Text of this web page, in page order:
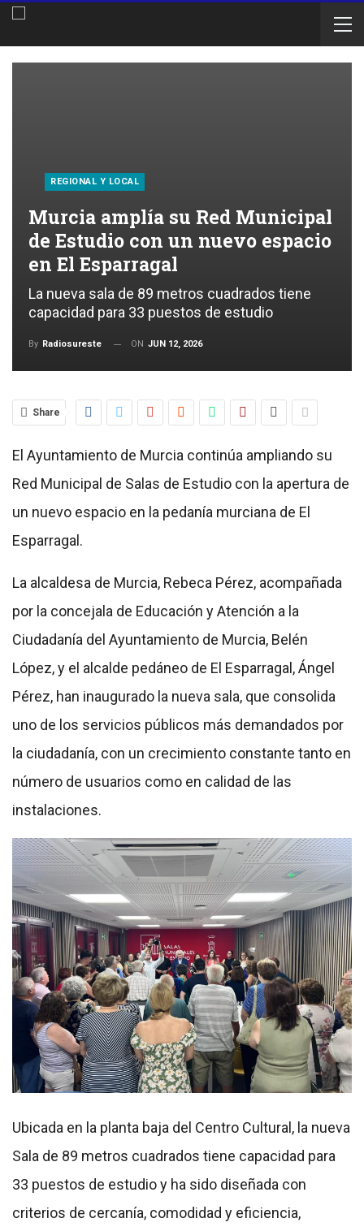
REGIONAL Y LOCAL
Murcia amplía su Red Municipal
de Estudio con un nuevo espacio
en El Esparragal
La nueva sala de 89 metros cuadrados tiene
capacidad para 33 puestos de estudio
By Radiosureste ON JUN 12, 2026
Share
El Ayuntamiento de Murcia continúa ampliando su
Red Municipal de Salas de Estudio con la apertura de
un nuevo espacio en la pedanía murciana de El
Esparragal.
La alcaldesa de Murcia, Rebeca Pérez, acompañada
por la concejala de Educación y Atención a la
Ciudadanía del Ayuntamiento de Murcia, Belén
López, y el alcalde pedáneo de El Esparragal, Ángel
Pérez, han inaugurado la nueva sala, que consolida
uno de los servicios públicos más demandados por
la ciudadanía, con un crecimiento constante tanto en
número de usuarios como en calidad de las
instalaciones.
Ubicada en la planta baja del Centro Cultural, la nueva
Sala de 89 metros cuadrados tiene capacidad para
33 puestos de estudio y ha sido diseñada con
criterios de cercanía, comodidad y eficiencia,